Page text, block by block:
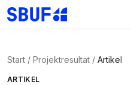
Gå direkt till huvudinnehållet
Start Projektresultat Artikel
ARTIKEL